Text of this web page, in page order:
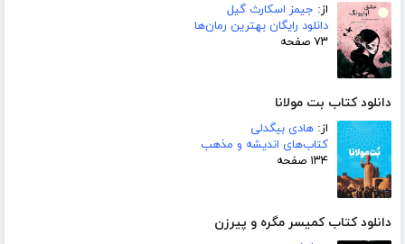
از: جیمز اسکارث گیل
دانلود رایگان بهترین رمان‌ها
۷۳ صفحه
دانلود کتاب بت مولانا
از: هادی بیگدلی
کتاب‌های اندیشه و مذهب
۱۳۴ صفحه
دانلود کتاب کمیسر مگره و پیرزن